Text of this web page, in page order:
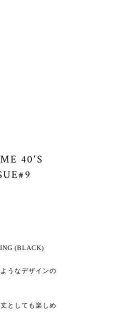
40'S
(BLACK)
うなデザインの
としても楽しめ